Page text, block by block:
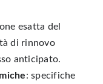
esatta del
di rinnovo
anticipato.
: specifiche